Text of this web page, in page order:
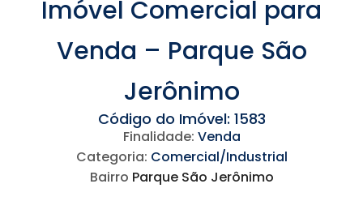
Imóvel Comercial para
Venda – Parque São
Jerônimo
Código do Imóvel: 1583
Finalidade: Venda
Categoria: Comercial/Industrial
Bairro Parque São Jerônimo